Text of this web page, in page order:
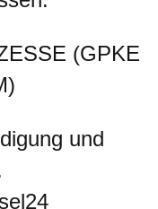
(GPKE
und